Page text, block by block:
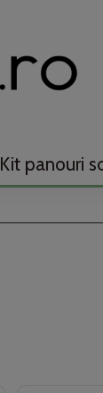
Kit panouri